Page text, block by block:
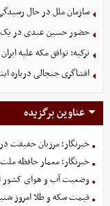
سازمان ملل در حال
حضور حسین عبدی در یک
ترکیه: توافق مکه علیه
افشاگری جنجالی درباره
عناوین برگزیده
خبرنگار؛ مرزبان حقیقت
خبرنگار؛ معمار حافظه ملت
وضعیت آب و هوای کشور امروز
قیمت سکه و طلا امروز شنبه ۱۷ مرداد